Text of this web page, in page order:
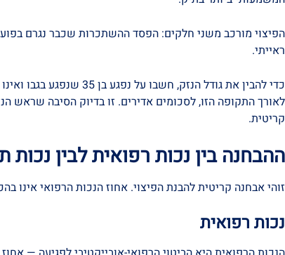
הפיצוי מורכב משני חלקים: הפסד ההשתכרות שכבר נגרם
ראייתי.
כדי להבין את גודל
לאורך התקופה הזו, לסכומים אדירים. זו בדיוק הסיבה שראש
קריטית.
ההבחנה בין נכות רפואית לבין נכות
זוהי אבחנה קריטית להבנת הפיצוי. אחוז הנכות הרפואי אינו
נכות רפואית